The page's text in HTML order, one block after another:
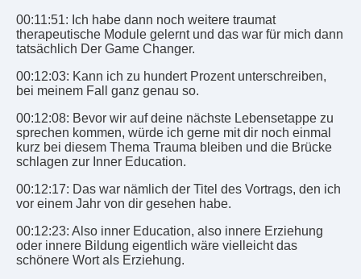
00:11:51: Ich habe dann noch weitere traumat
therapeutische Module gelernt und das war für mich dann
tatsächlich Der Game Changer.
00:12:03: Kann ich zu hundert Prozent unterschreiben,
bei meinem Fall ganz genau so.
00:12:08: Bevor wir auf deine nächste Lebensetappe zu
sprechen kommen, würde ich gerne mit dir noch einmal
kurz bei diesem Thema Trauma bleiben und die Brücke
schlagen zur Inner Education.
00:12:17: Das war nämlich der Titel des Vortrags, den ich
vor einem Jahr von dir gesehen habe.
00:12:23: Also inner Education, also innere Erziehung
oder innere Bildung eigentlich wäre vielleicht das
schönere Wort als Erziehung.